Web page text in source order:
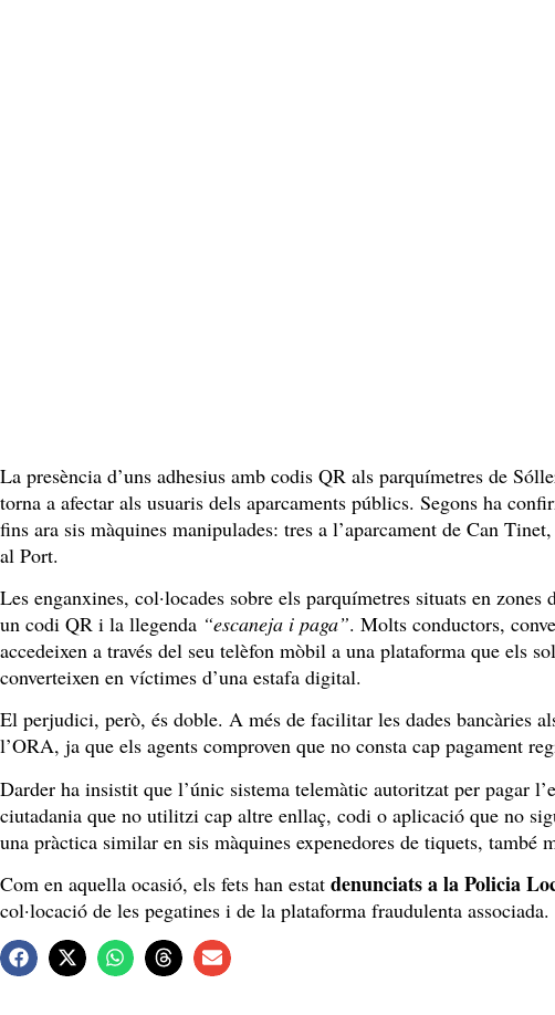
La presència d’uns adhesius amb codis QR als parquímetres de
torna a afectar als usuaris dels aparcaments públics. Segons ha
fins ara sis màquines manipulades: tres a l’aparcament de Can
al Port.
Les enganxines, col·locades sobre els parquímetres situats en
un codi QR i la llegenda “escaneja i paga”. Molts conductors,
accedeixen a través del seu telèfon mòbil a una plataforma que els
converteixen en víctimes d’una estafa digital.
El perjudici, però, és doble. A més de facilitar les dades bancàries
l’ORA, ja que els agents comproven que no consta cap pagament
Darder ha insistit que l’únic sistema telemàtic autoritzat per pagar
ciutadania que no utilitzi cap altre enllaç, codi o aplicació que no
una pràctica similar en sis màquines expenedores de tiquets, també
Com en aquella ocasió, els fets han estat denunciats a la Policia
col·locació de les pegatines i de la plataforma fraudulenta associada.